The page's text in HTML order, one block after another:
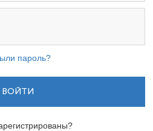
пароль?
ВОЙТИ